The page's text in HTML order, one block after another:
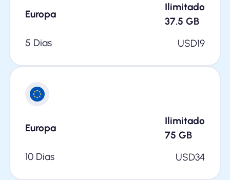
Europa
Ilimitado
37.5 GB
5 Dias
USD19
Europa
Ilimitado
75 GB
10 Dias
USD34